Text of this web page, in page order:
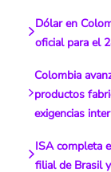
Dólar en
oficial para el
Colombia
productos
exigencias
ISA completa
filial de Brasil